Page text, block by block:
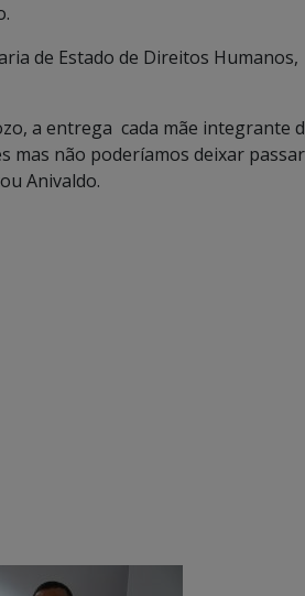
de Estado de Direitos Humanos,
a entrega cada mãe integrante
mas não poderíamos deixar
Anivaldo.